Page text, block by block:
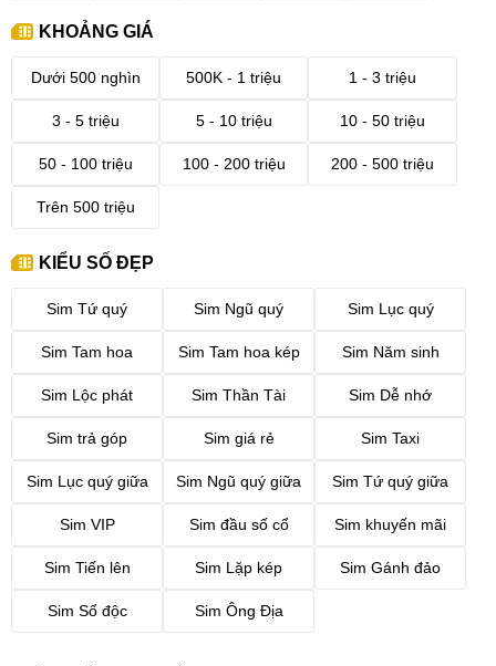
KHOẢNG GIÁ
Dưới 500 nghìn 500K - 1 triệu 1 - 3 triệu
3 - 5 triệu 5 - 10 triệu 10 - 50 triệu
50 - 100 triệu 100 - 200 triệu 200 - 500 triệu
Trên 500 triệu
KIỂU SỐ ĐẸP
Sim Tứ quý Sim Ngũ quý Sim Lục quý
Sim Tam hoa Sim Tam hoa kép Sim Năm sinh
Sim Lộc phát Sim Thần Tài Sim Dễ nhớ
Sim trả góp Sim giá rẻ Sim Taxi
Sim Lục quý giữa Sim Ngũ quý giữa Sim Tứ quý giữa
Sim VIP Sim đầu số cổ Sim khuyến mãi
Sim Tiến lên Sim Lặp kép Sim Gánh đảo
Sim Số độc Sim Ông Địa